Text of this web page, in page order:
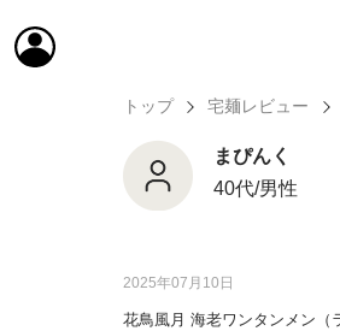
トップ 宅麺レビュー
まぴんく
40代/男性
2025年07月10日
花鳥風月 海老ワンタンメン（